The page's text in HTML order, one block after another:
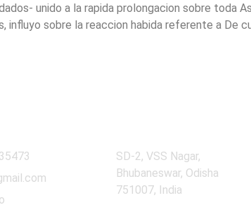
unido a la rapida prolongacion sobre toda
influyo sobre la reaccion habida referente a De
SD-2, VSS Nagar,
Bhubaneswar, Odisha
751007, India